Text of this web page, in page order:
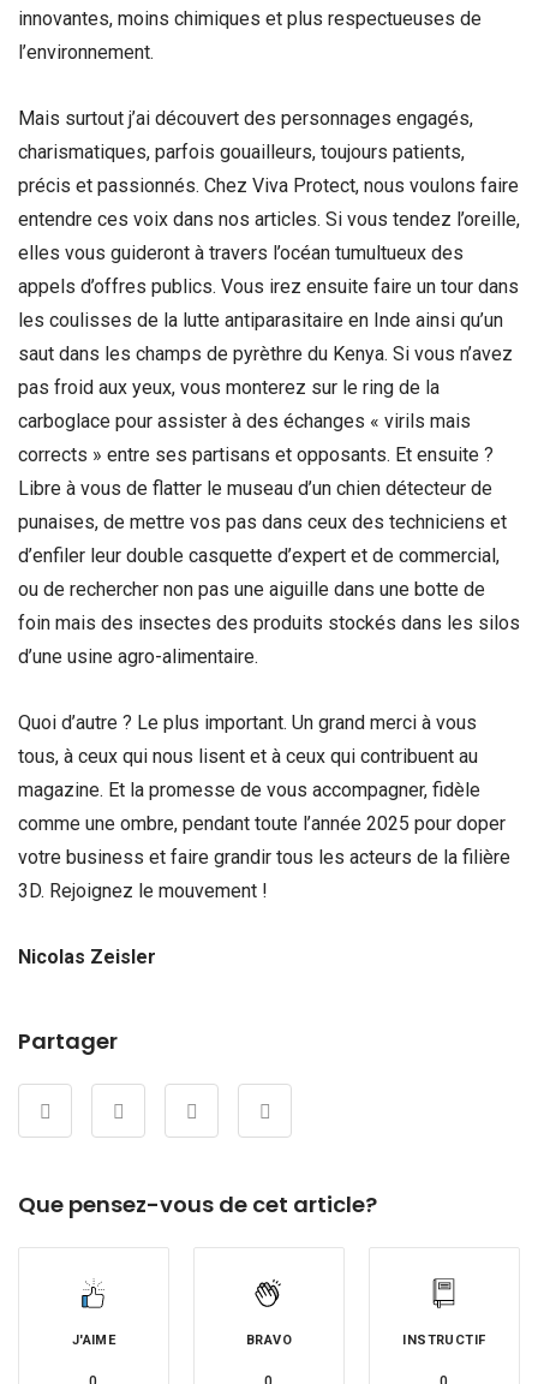
innovantes, moins chimiques et plus respectueuses de
l’environnement.
Mais surtout j’ai découvert des personnages engagés,
charismatiques, parfois gouailleurs, toujours patients,
précis et passionnés. Chez Viva Protect, nous voulons faire
entendre ces voix dans nos articles. Si vous tendez l’oreille,
elles vous guideront à travers l’océan tumultueux des
appels d’offres publics. Vous irez ensuite faire un tour dans
les coulisses de la lutte antiparasitaire en Inde ainsi qu’un
saut dans les champs de pyrèthre du Kenya. Si vous n’avez
pas froid aux yeux, vous monterez sur le ring de la
carboglace pour assister à des échanges « virils mais
corrects » entre ses partisans et opposants. Et ensuite ?
Libre à vous de flatter le museau d’un chien détecteur de
punaises, de mettre vos pas dans ceux des techniciens et
d’enfiler leur double casquette d’expert et de commercial,
ou de rechercher non pas une aiguille dans une botte de
foin mais des insectes des produits stockés dans les silos
d’une usine agro-alimentaire.
Quoi d’autre ? Le plus important. Un grand merci à vous
tous, à ceux qui nous lisent et à ceux qui contribuent au
magazine. Et la promesse de vous accompagner, fidèle
comme une ombre, pendant toute l’année 2025 pour doper
votre business et faire grandir tous les acteurs de la filière
3D. Rejoignez le mouvement !
Nicolas Zeisler
Partager
Que pensez-vous de cet article?
J'AIME BRAVO INSTRUCTIF